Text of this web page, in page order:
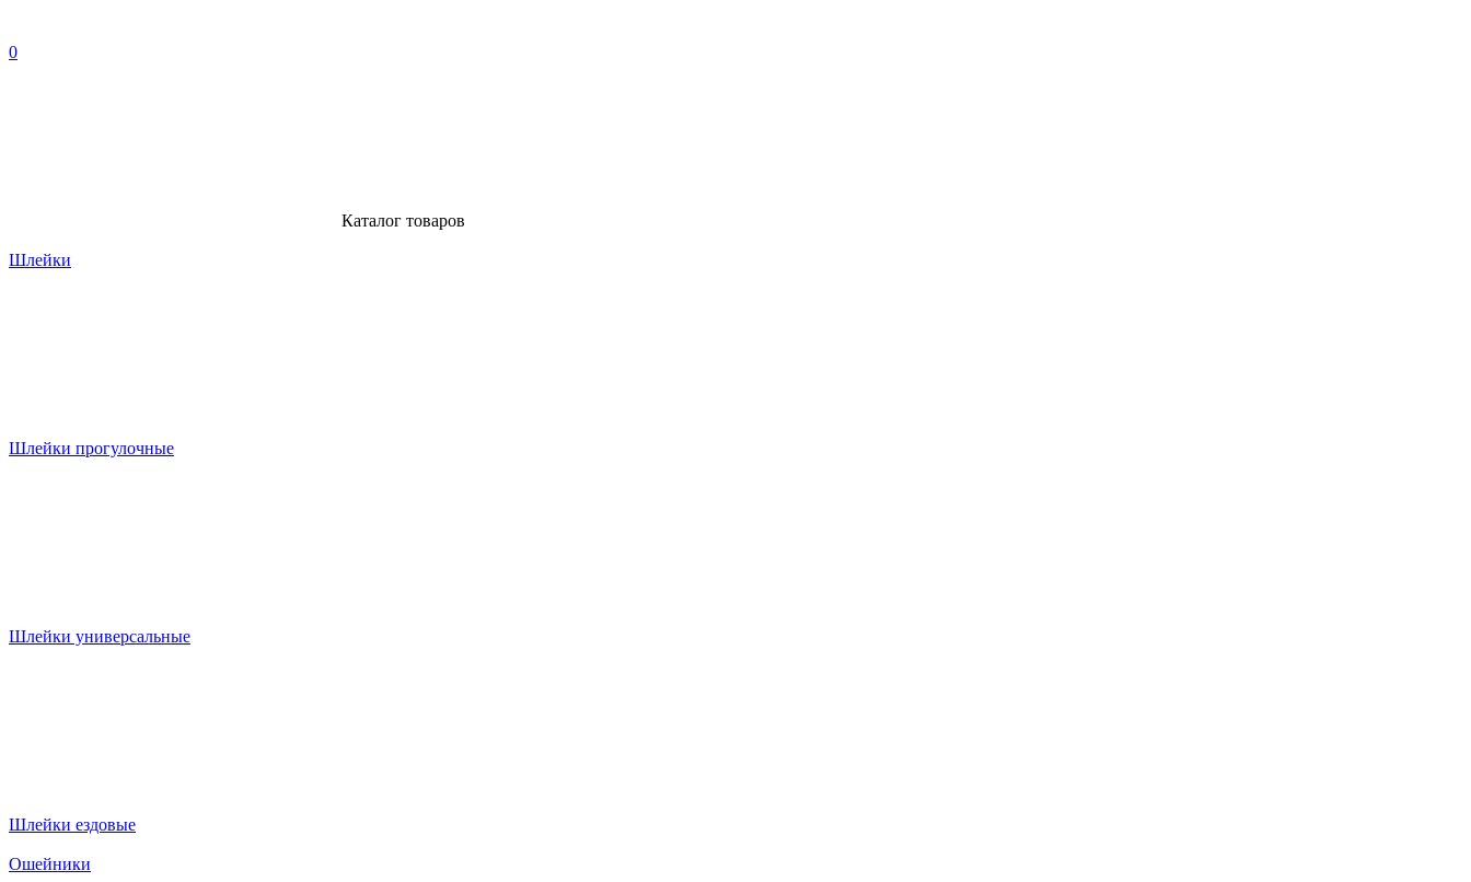
0
Каталог товаров
Шлейки
Шлейки прогулочные
Шлейки универсальные
Шлейки ездовые
Ошейники